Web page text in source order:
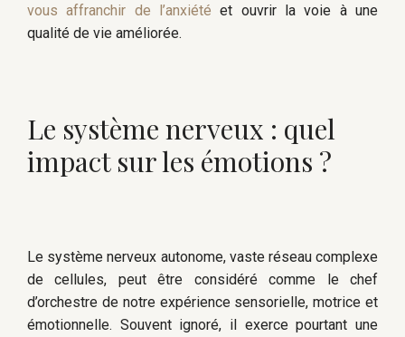
vous affranchir de l’anxiété et ouvrir la voie à une
qualité de vie améliorée.
Le système nerveux : quel
impact sur les émotions ?
Le système nerveux autonome, vaste réseau complexe
de cellules, peut être considéré comme le chef
d’orchestre de notre expérience sensorielle, motrice et
émotionnelle. Souvent ignoré, il exerce pourtant une